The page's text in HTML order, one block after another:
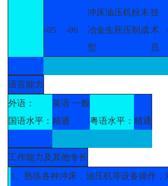
-05 -06
冲床油压机粉末
冶金生胚压制成
型
技
术
员
语言能力
外语：
英语 一般
国语水平：精通 粤语水平：精通
工作能力及其他专长
1、熟练各种冲床，油压机等设备操作